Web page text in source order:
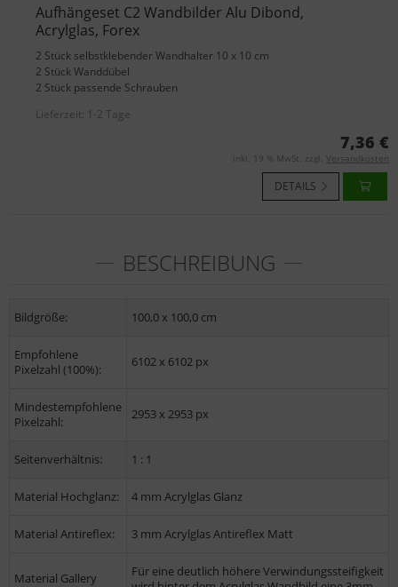
Aufhängeset C2 Wandbilder Alu Dibond,
Acrylglas, Forex
2 Stück selbstklebender Wandhalter 10 x 10 cm
2 Stück Wanddübel
2 Stück passende Schrauben
Lieferzeit: 1-2 Tage
7,36 €
inkl. 19 % MwSt. zzgl. Versandkosten
DETAILS
BESCHREIBUNG
Bildgröße: 100,0 x 100,0 cm
Empfohlene
Pixelzahl (100%):
6102 x 6102 px
Mindestempfohlene
Pixelzahl:
2953 x 2953 px
Seitenverhältnis: 1 : 1
Material Hochglanz: 4 mm Acrylglas Glanz
Material Antireflex: 3 mm Acrylglas Antireflex Matt
Material Gallery
Für eine deutlich höhere Verwindungssteifigkeit